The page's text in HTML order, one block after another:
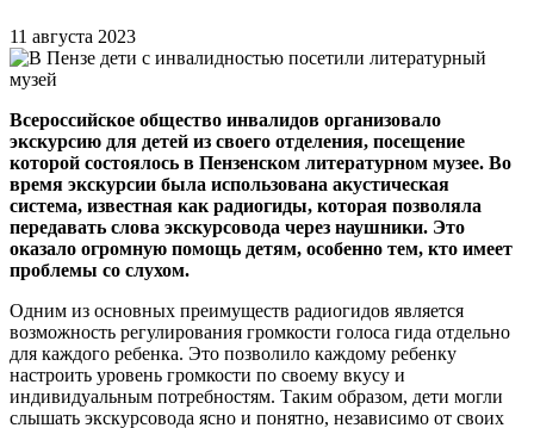
11 августа 2023
Всероссийское общество инвалидов организовало
экскурсию для детей из своего отделения, посещение
которой состоялось в Пензенском литературном музее. Во
время экскурсии была использована акустическая
система, известная как радиогиды, которая позволяла
передавать слова экскурсовода через наушники. Это
оказало огромную помощь детям, особенно тем, кто имеет
проблемы со слухом.
Одним из основных преимуществ радиогидов является
возможность регулирования громкости голоса гида отдельно
для каждого ребенка. Это позволило каждому ребенку
настроить уровень громкости по своему вкусу и
индивидуальным потребностям. Таким образом, дети могли
слышать экскурсовода ясно и понятно, независимо от своих